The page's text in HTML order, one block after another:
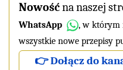
Nowośćna naszej
WhatsApp
, w którym
wszystkie nowe przepisy
👉 Dołącz do